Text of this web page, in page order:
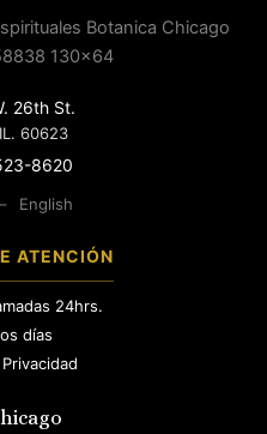
26th St.
60623
8620
– English
ATENCIÓN
24hrs.
días